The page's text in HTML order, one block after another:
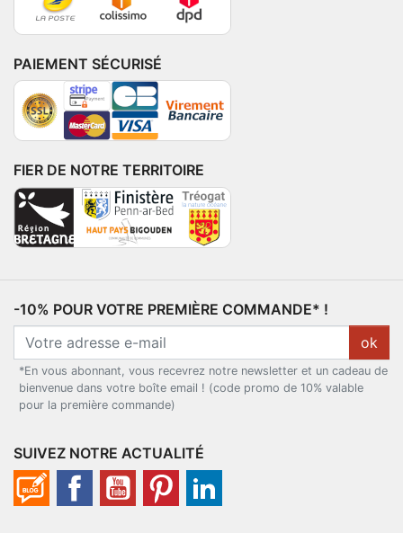
PAIEMENT SÉCURISÉ
FIER DE NOTRE TERRITOIRE
-10% POUR VOTRE PREMIÈRE COMMANDE* !
ok
*En vous abonnant, vous recevrez notre newsletter et un cadeau de
bienvenue dans votre boîte email ! (code promo de 10% valable
pour la première commande)
SUIVEZ NOTRE ACTUALITÉ